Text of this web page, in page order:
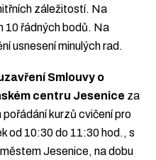
záležitostí. Na
10 řádných bodů. Na
usnesení minulých rad.
Smlouvy o
centru Jesenice za
kurzů cvičení pro
od 10:30 do 11:30 hod., s
Jesenice, na dobu